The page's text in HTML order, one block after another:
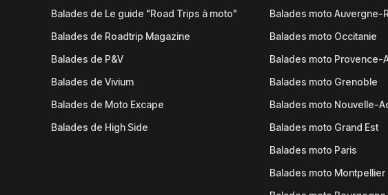
Balades de Le guide "Road Trips à moto"
Balades de Roadtrip Magazine
Balades de P&V
Balades de Vivium
Balades de Moto Excape
Balades de High Side
Balades moto Auvergne-
Balades moto Occitanie
Balades moto Provence-
Balades moto Grenoble
Balades moto Nouvelle-
Balades moto Grand Est
Balades moto Paris
Balades moto Montpellier